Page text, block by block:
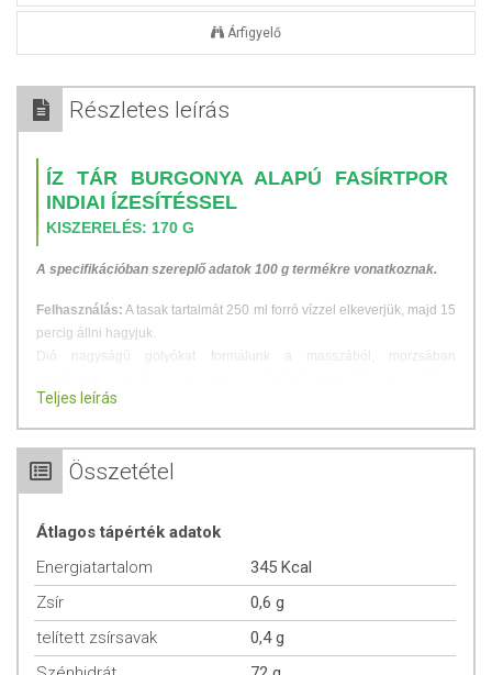
Árfigyelő
Részletes leírás
ÍZ TÁR BURGONYA ALAPÚ FASÍRTPOR
INDIAI ÍZESÍTÉSSEL
KISZERELÉS: 170 G
A specifikációban szereplő adatok 100 g termékre vonatkoznak.
Felhasználás: A tasak tartalmát 250 ml forró vízzel elkeverjük, majd 15
percig állni hagyjuk.
Dió nagyságú golyókat formálunk a masszából, morzsában
ÖSSZETÉTEL
Összetevők: burgonyapehely, kukoricapehely, kukoricaliszt, fűszerek,
só
A termék zellert, földimogyorót, mustármagot, dióféléket és
szezámmagot is feldolgozó üzemben készült.
Teljes leírás
Összetétel
Átlagos tápérték adatok
Energiatartalom
345 Kcal
Zsír
0,6 g
telített zsírsavak
0,4 g